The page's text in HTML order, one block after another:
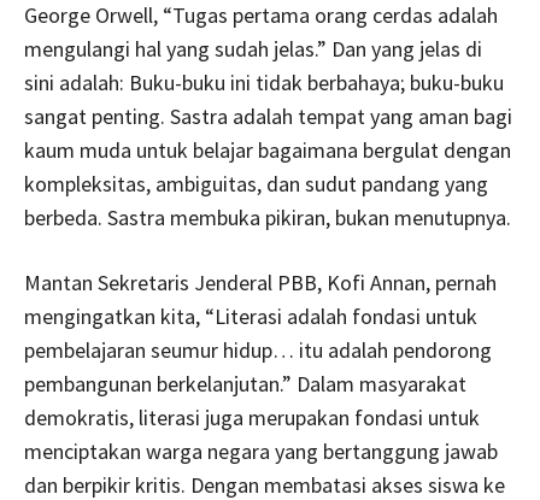
George Orwell, “Tugas pertama orang cerdas adalah
mengulangi hal yang sudah jelas.” Dan yang jelas di
sini adalah: Buku-buku ini tidak berbahaya; buku-buku
sangat penting. Sastra adalah tempat yang aman bagi
kaum muda untuk belajar bagaimana bergulat dengan
kompleksitas, ambiguitas, dan sudut pandang yang
berbeda. Sastra membuka pikiran, bukan menutupnya.
Mantan Sekretaris Jenderal PBB, Kofi Annan, pernah
mengingatkan kita, “Literasi adalah fondasi untuk
pembelajaran seumur hidup… itu adalah pendorong
pembangunan berkelanjutan.” Dalam masyarakat
demokratis, literasi juga merupakan fondasi untuk
menciptakan warga negara yang bertanggung jawab
dan berpikir kritis. Dengan membatasi akses siswa ke